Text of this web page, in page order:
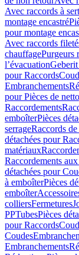
Avec raccords à
montage encastré
pour montage
Avec raccords
chauffagePurgeurs
l’évacuation
pour Raccords
Embranchements
pour Pièces de
Raccordements
emboîterPièces
serrageRaccords
détachées pour
matériaux
Raccordements
détachées pour
à emboîterPièces
emboîter
colliersFermetures
PPTubesPièces
pour Raccords
Coudes
Embranchements